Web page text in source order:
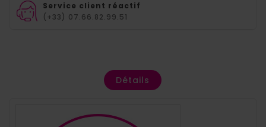
Service client réactif
(+33) 07.66.82.99.51
Détails